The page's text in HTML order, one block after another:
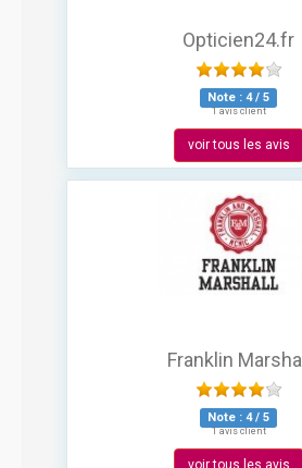
Opticien24.fr
Note : 4/ 5
1 avis client
voir tous les avis
Franklin Marshall
Note : 4/ 5
1 avis client
voir tous les avis